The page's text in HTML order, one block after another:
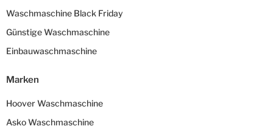
Waschmaschine Black Friday
Günstige Waschmaschine
Einbauwaschmaschine
Marken
Hoover Waschmaschine
Asko Waschmaschine